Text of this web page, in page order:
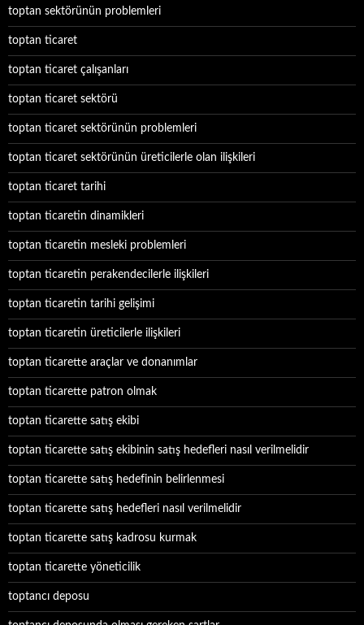
toptan sektörünün problemleri
toptan ticaret
toptan ticaret çalışanları
toptan ticaret sektörü
toptan ticaret sektörünün problemleri
toptan ticaret sektörünün üreticilerle olan ilişkileri
toptan ticaret tarihi
toptan ticaretin dinamikleri
toptan ticaretin mesleki problemleri
toptan ticaretin perakendecilerle ilişkileri
toptan ticaretin tarihi gelişimi
toptan ticaretin üreticilerle ilişkileri
toptan ticarette araçlar ve donanımlar
toptan ticarette patron olmak
toptan ticarette satış ekibi
toptan ticarette satış ekibinin satış hedefleri nasıl verilmelidir
toptan ticarette satış hedefinin belirlenmesi
toptan ticarette satış hedefleri nasıl verilmelidir
toptan ticarette satış kadrosu kurmak
toptan ticarette yöneticilik
toptancı deposu